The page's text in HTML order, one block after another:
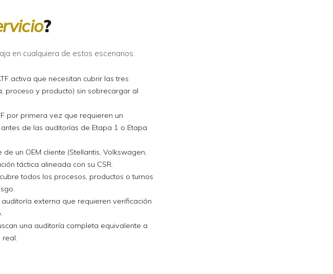
?
en cualquiera de estos escenarios:
activa que necesitan cubrir las tres
proceso y producto) sin sobrecargar al
por primera vez que requieren un
de las auditorías de Etapa 1 o Etapa
un OEM cliente (Stellantis, Volkswagen,
táctica alineada con su CSR.
todos los procesos, productos o turnos
externa que requieren verificación
una auditoría completa equivalente a
real.